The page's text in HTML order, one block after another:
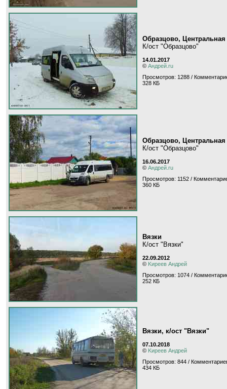
Образцово, Центральная
К/ост "Образцово"
14.01.2017
© Андрей.ru
Просмотров: 1288 /
328 КБ
Образцово, Центральная
К/ост "Образцово"
16.06.2017
© Андрей.ru
Просмотров: 1152 /
360 КБ
Вязки
К/ост "Вязки"
22.09.2012
© Kиpeeв Aндpeй
Просмотров: 1074 /
252 КБ
Вязки, к/ост "Вязки"
07.10.2018
© Kиpeeв Aндpeй
Просмотров: 844 /
434 КБ